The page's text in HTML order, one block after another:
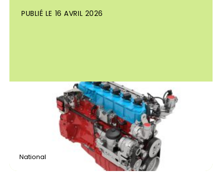
23H55
[Concours] Candidater aux Trophées
de l’innovation Coopérative
[Concours] Inscription aux trophées
des Cuma & des lycées agricoles
Restez informés des évènements à
venir
PUBLIÉ LE 16 AVRIL 2026
National